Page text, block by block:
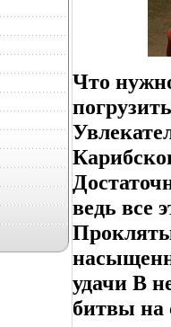
Что
ведь все
удачи В
битвы на